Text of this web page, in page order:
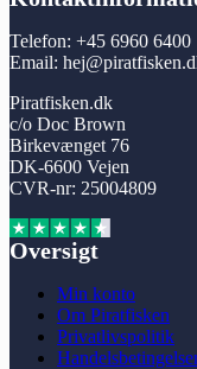
Telefon: +45 6960 6400
Email:
Piratfisken.dk
c/o Doc Brown
Birkevænget 76
DK-6600 Vejen
CVR-nr: 25004809
Oversigt
Min konto
Om Piratfisken
Privatlivspolitik